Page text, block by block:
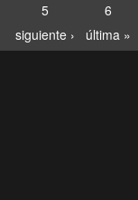
5
6
siguiente › última »